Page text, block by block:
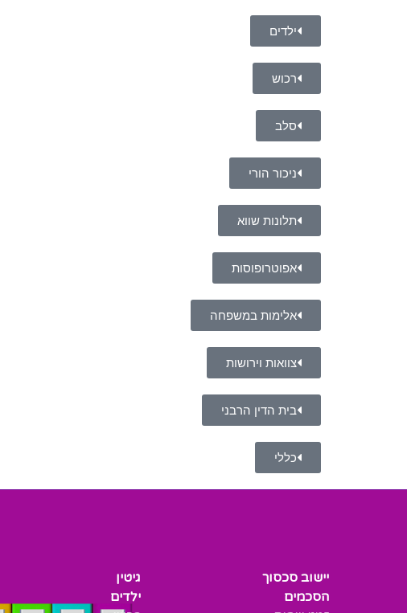
ילדים
רכוש
סלב
ניכור הורי
תלונות שווא
אפוטרופוסות
אלימות במשפחה
צוואות וירושות
בית הדין הרבני
כללי
יישוב סכסוך
הסכמים
גיטין
ילדים